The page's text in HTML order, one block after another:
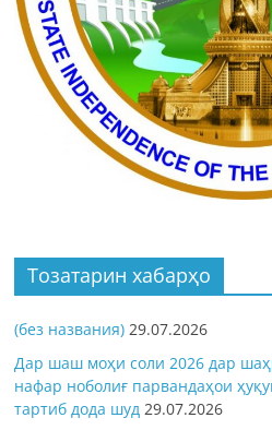
Тозатарин хабарҳо
(без названия) 29.07.2026
Дар шаш моҳи соли 2026 дар
нафар ноболиғ парвандаҳои
тартиб дода шуд 29.07.2026